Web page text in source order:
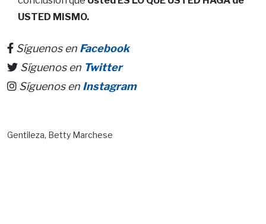
USTED MISMO.
Síguenos en Facebook
Síguenos en Twitter
Síguenos en Instagram
Gentileza, Betty Marchese